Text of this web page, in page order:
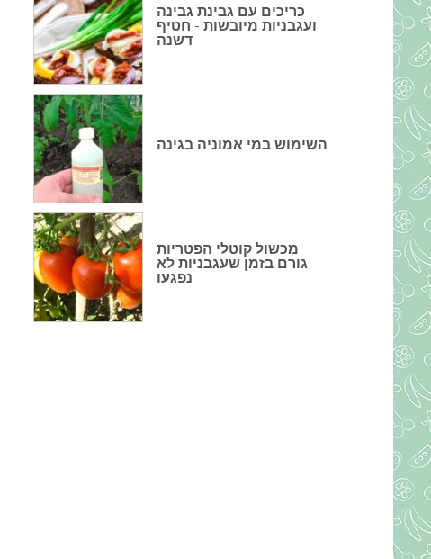
כריכים עם גבינת גבינה
ועגבניות מיובשות - חטיף
דשנה
השימוש במי אמוניה בגינה
מכשול קוטלי הפטריות
גורם בזמן שעגבניות לא
נפגעו